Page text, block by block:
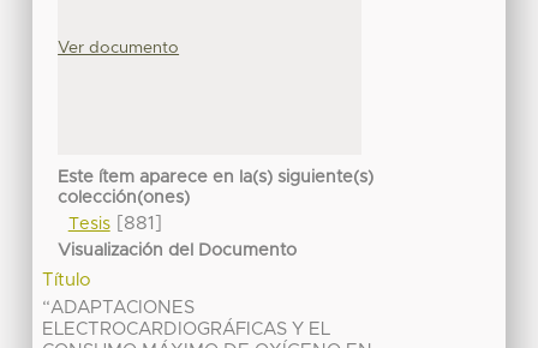
Ver documento
Este ítem aparece en la(s) siguiente(s)
colección(ones)
Tesis[881]
Visualización del Documento
Título
“ADAPTACIONES
ELECTROCARDIOGRÁFICAS Y EL